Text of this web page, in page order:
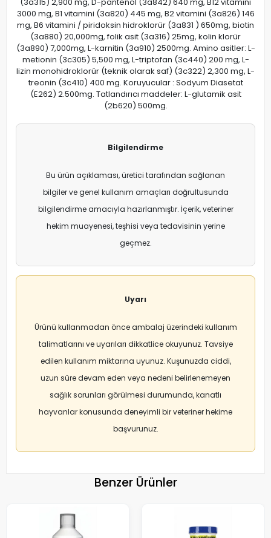
(3a315) 2,900 mg, D-pantenol (3a842) 640 mg, B12 vitamini
3000 mg, B1 vitamini (3a820) 445 mg, B2 vitamini (3a826) 146
mg, B6 vitamini / piridoksin hidroklorür (3a831 ) 650mg, biotin
(3a880) 20,000mg, folik asit (3a316) 25mg, kolin klorür
(3a890) 7,000mg, L-karnitin (3a910) 2500mg. Amino asitler: L-
metionin (3c305) 5,500 mg, L-triptofan (3c440) 200 mg, L-
lizin monohidroklorür (teknik olarak saf) (3c322) 2,300 mg, L-
treonin (3c410) 400 mg. Koruyucular : Sodyum Diasetat
(E262) 2.500mg. Tatlandırıcı maddeler: L-glutamik asit
(2b620) 500mg.
Bilgilendirme
Bu ürün açıklaması, üretici tarafından sağlanan
bilgiler ve genel kullanım amaçları doğrultusunda
bilgilendirme amacıyla hazırlanmıştır. İçerik, veteriner
hekim muayenesi, teşhisi veya tedavisinin yerine
geçmez.
Uyarı
Ürünü kullanmadan önce ambalaj üzerindeki kullanım
talimatlarını ve uyarıları dikkatlice okuyunuz. Tavsiye
edilen kullanım miktarına uyunuz. Kuşunuzda ciddi,
uzun süre devam eden veya nedeni belirlenemeyen
sağlık sorunları görülmesi durumunda, kanatlı
hayvanlar konusunda deneyimli bir veteriner hekime
başvurunuz.
Benzer Ürünler